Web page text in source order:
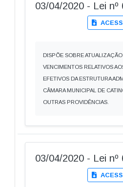
03/04/2020 - Lei nº
DISPÕE SOBRE
VENCIMENTOS RELATIVOS
EFETIVOS DA ESTRUTURA
CÂMARA MUNICIPAL DE
OUTRAS PROVIDÊNCIAS.
03/04/2020 - Lei nº